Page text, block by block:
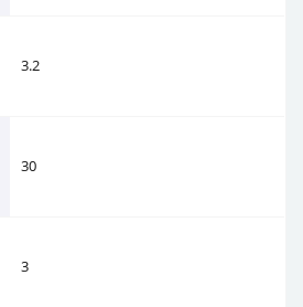
3.2
30
3